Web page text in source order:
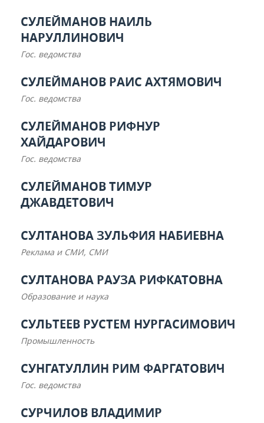
СУЛЕЙМАНОВ НАИЛЬ
НАРУЛЛИНОВИЧ
Гос. ведомства
СУЛЕЙМАНОВ РАИС АХТЯМОВИЧ
Гос. ведомства
СУЛЕЙМАНОВ РИФНУР
ХАЙДАРОВИЧ
Гос. ведомства
СУЛЕЙМАНОВ ТИМУР
ДЖАВДЕТОВИЧ
СУЛТАНОВА ЗУЛЬФИЯ НАБИЕВНА
Реклама и СМИ, СМИ
СУЛТАНОВА РАУЗА РИФКАТОВНА
Образование и наука
СУЛЬТЕЕВ РУСТЕМ НУРГАСИМОВИЧ
Промышленность
СУНГАТУЛЛИН РИМ ФАРГАТОВИЧ
Гос. ведомства
СУРЧИЛОВ ВЛАДИМИР